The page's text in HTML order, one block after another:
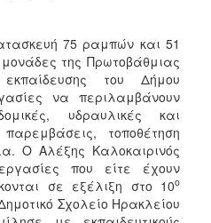
75 ραμπών και 51
της Πρωτοβάθμιας
του Δήμου
να περιλαμβάνουν
υδραυλικές και
τοποθέτηση
Ο Αλέξης Καλοκαιρινός
που είτε έχουν
σε εξέλιξη στο 10ο
Σχολείο Ηρακλείου